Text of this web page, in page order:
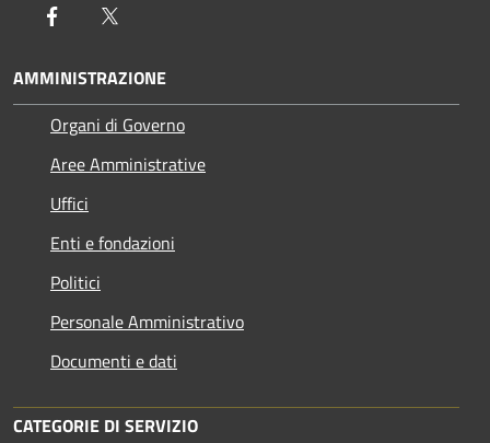
Facebook
AMMINISTRAZIONE
Organi di Governo
Aree Amministrative
Uffici
Enti e fondazioni
Politici
Personale Amministrativo
Documenti e dati
CATEGORIE DI SERVIZIO